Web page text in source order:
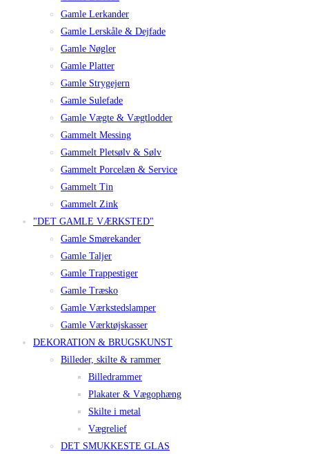
Gamle Lerkander
Gamle Lerskåle & Dejfade
Gamle Nøgler
Gamle Platter
Gamle Strygejern
Gamle Sulefade
Gamle Vægte & Vægtlodder
Gammelt Messing
Gammelt Pletsølv & Sølv
Gammelt Porcelæn & Service
Gammelt Tin
Gammelt Zink
"DET GAMLE VÆRKSTED"
Gamle Smørekander
Gamle Taljer
Gamle Trappestiger
Gamle Træsko
Gamle Værkstedslamper
Gamle Værktøjskasser
DEKORATION & BRUGSKUNST
Billeder, skilte & rammer
Billedrammer
Plakater & Vægophæng
Skilte i metal
Vægrelief
DET SMUKKESTE GLAS